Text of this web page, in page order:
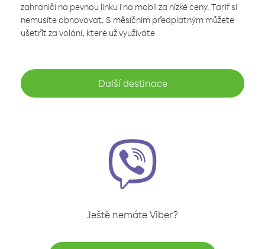
zahraničí na pevnou linku i na mobil za nízké ceny. Tarif si
nemusíte obnovovat. S měsíčním předplatným můžete
ušetřit za volání, které už využíváte
Další destinace
Ještě nemáte Viber?